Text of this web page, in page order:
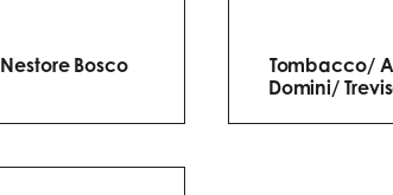
Nestore Bosco
Tombacco/
Domini/